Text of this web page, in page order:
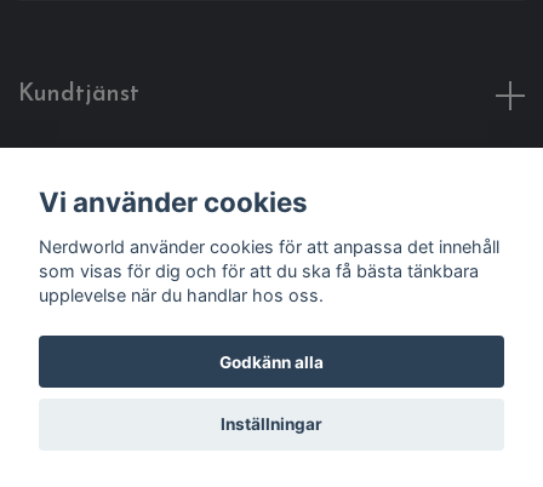
Kundtjänst
Sociala medier
© 2026 Nerdworld
Vi använder cookies
Nerdworld använder cookies för att anpassa det innehåll
som visas för dig och för att du ska få bästa tänkbara
upplevelse när du handlar hos oss.
Godkänn alla
Inställningar